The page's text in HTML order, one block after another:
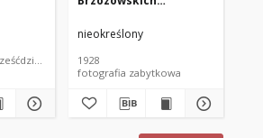
XIX wieku
Zamoyska (1908–1998)
nieokreślony
1928
fotografia zabytkowa